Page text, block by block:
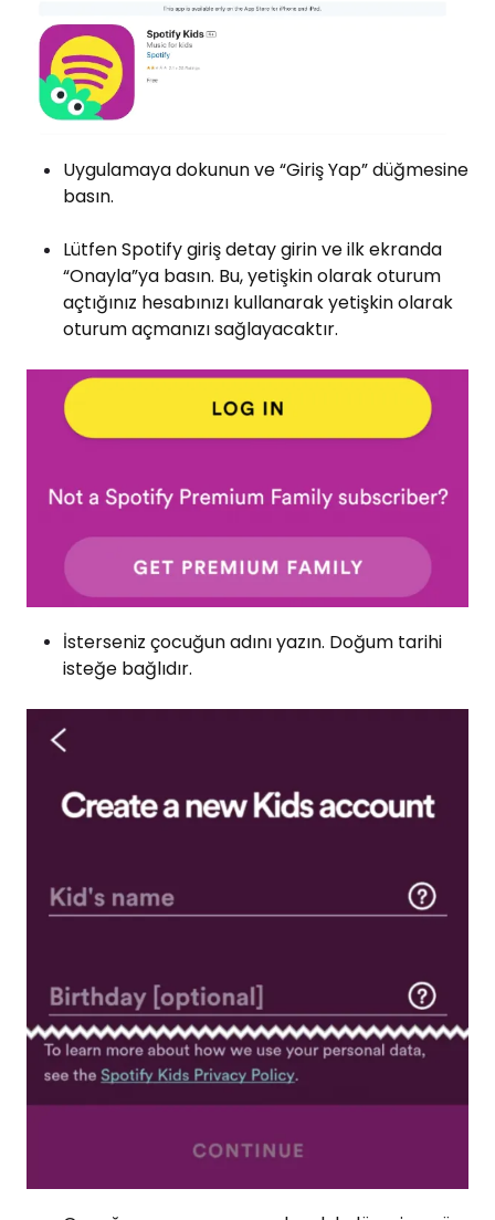
Uygulamaya dokunun ve “Giriş Yap” düğmesine
basın.
Lütfen Spotify giriş detay girin ve ilk ekranda
“Onayla”ya basın. Bu, yetişkin olarak oturum
açtığınız hesabınızı kullanarak yetişkin olarak
oturum açmanızı sağlayacaktır.
İsterseniz çocuğun adını yazın. Doğum tarihi
isteğe bağlıdır.